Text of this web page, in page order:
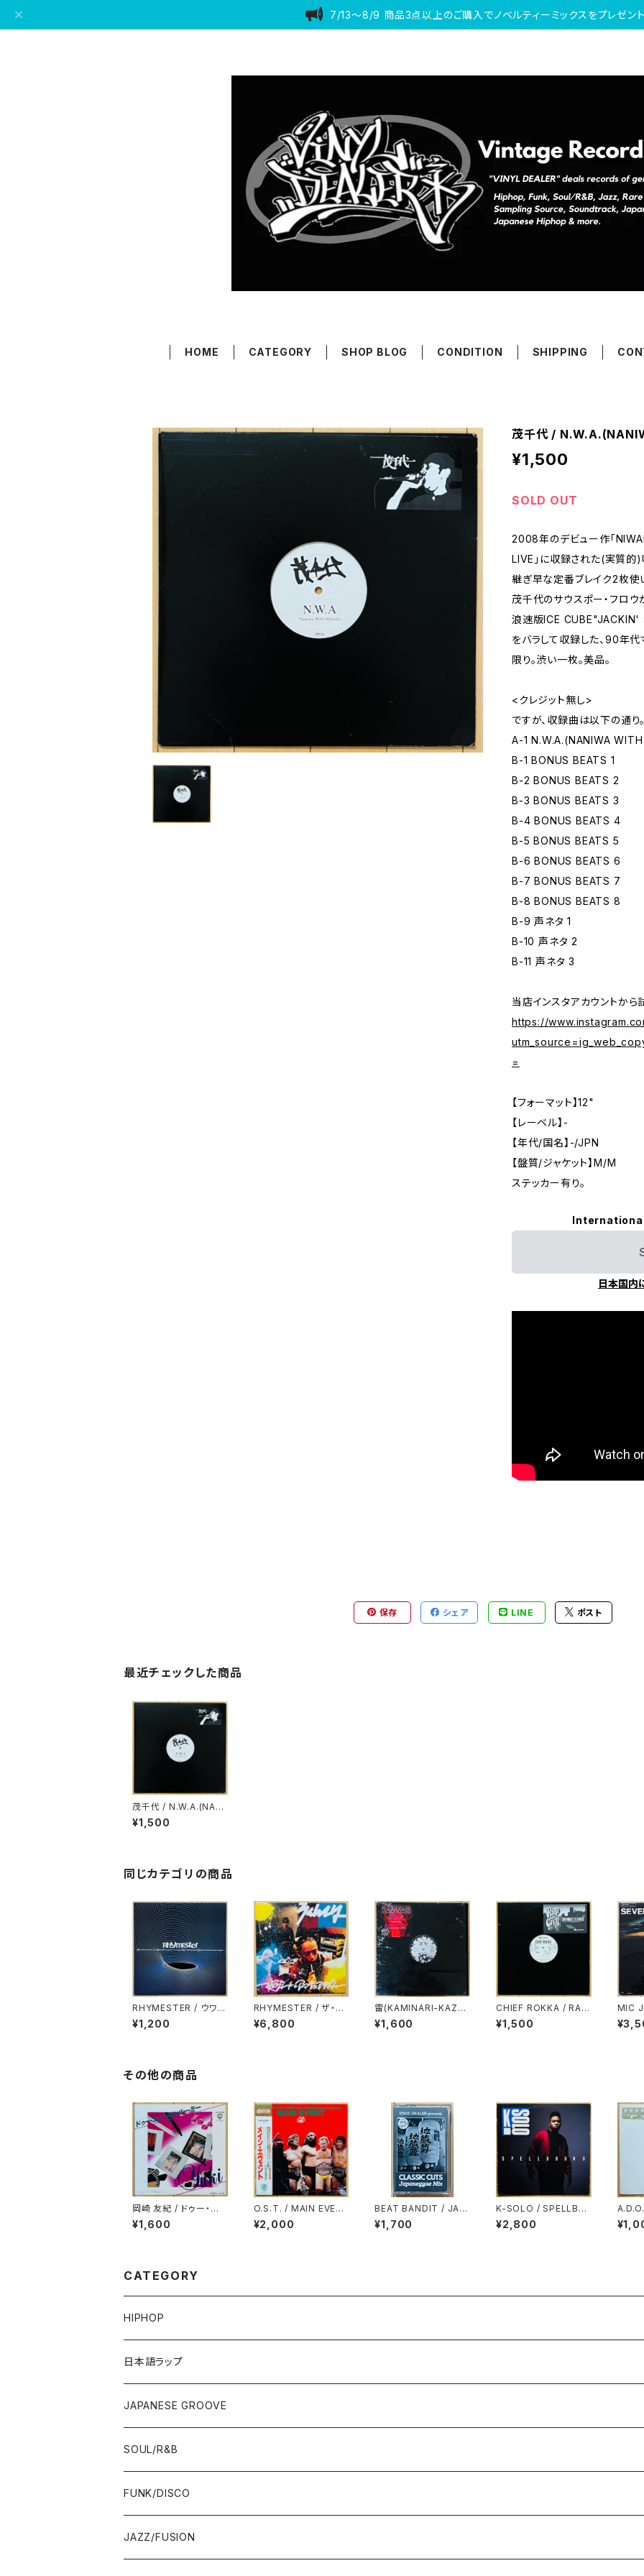
7/13〜8/9 商品3点以上のご購入でノベルティーミックスをプレゼント
HOME CATEGORY SHOP BLOG CONDITION SHIPPING
茂千代 /
¥1,500
SOLD OUT
2008年のデビュー作「
LIVE」に収録された(実質的
継ぎ早な定番ブレイク2枚使
茂千代のサウスポー・フロ
浪速版ICE CUBE"JACKIN'
をバラして収録した、90年
限り。渋い一枚。美品。
<クレジット無し>
ですが、収録曲は以下の通り
A-1 N.W.A.(NANIWA
B-1 BONUS BEATS 1
B-2 BONUS BEATS 2
B-3 BONUS BEATS 3
B-4 BONUS BEATS 4
B-5 BONUS BEATS 5
B-6 BONUS BEATS 6
B-7 BONUS BEATS 7
B-8 BONUS BEATS 8
B-9 声ネタ 1
B-10 声ネタ 2
B-11 声ネタ 3
当店インスタアカウントか
https://
=
【フォーマット】12"
【レーベル】-
【年代/国名】-/JPN
【盤質/ジャケット】M/M
ステッカー有り。
日本国内
保存 シェア LINE ポスト
最近チェックした商品
茂千代 / N.W.A.(NANI
WA WITH ATTITUD
E)
¥1,500
同じカテゴリの商品
RHYMESTER / ウワサ
の真相
¥1,200
RHYMESTER / ザ・グ
レート・アマチュアリズ
ム
¥6,800
雷(KAMINARI-KAZO
KU.) / 雷電
¥1,600
CHIEF ROKKA / RAP
-A-CITY EP
¥1,500
MIC
TION
その他の商品
岡崎 友紀 / ドゥー・ユ
ー・リメンバー・ミー
¥1,600
O.S.T. / MAIN EVEN
T(全日本プロレス・テー
マ・ソング・コレクショ
¥2,000
BEAT BANDIT / JAP
ANEGGAE MIX(CLAS
SIC CUTS)
¥1,700
K-SOLO / SPELLBO
UND
¥2,800
L
CATEGORY
HIPHOP
12"/7"
80'S OLD SCHOOL
EARLY 90'S MIDDLE〜NEW SCHOOL
LP
80'S OLD SCHOOL
EARLY 90'S MIDDLE〜NEW SCHOOL
日本語ラップ
12"/7"
80'S OLD SCHOOL〜EARLY 90'S
MID〜LATE 90'S
LP
80'S OLD SCHOOL〜EARLY 90'S
MID〜LATE 90'S
CD/TAPE
CD-R/DEMO/SAMPLE
JAPANESE GROOVE
LP
60'S/70'S
80'S
7"/12"
60'S/70'S
SOUL/R&B
LP
60'S/70'S
12"/7"
FUNK/DISCO
LP
JAZZ/FUSION